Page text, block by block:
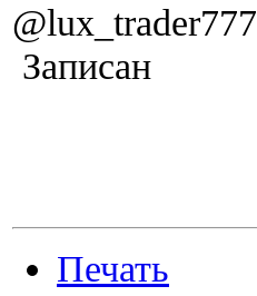
@lux_trader777
Записан
Печать